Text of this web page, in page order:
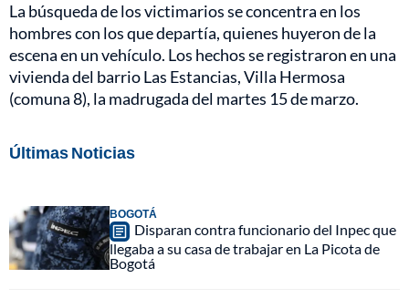
La búsqueda de los victimarios se concentra en los
hombres con los que departía, quienes huyeron de la
escena en un vehículo. Los hechos se registraron en una
vivienda del barrio Las Estancias, Villa Hermosa
(comuna 8), la madrugada del martes 15 de marzo.
Últimas Noticias
BOGOTÁ
Disparan contra funcionario del Inpec que
llegaba a su casa de trabajar en La Picota de
Bogotá